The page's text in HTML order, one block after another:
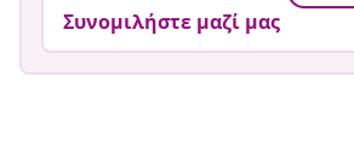
Συνομιλήστε μαζί μας